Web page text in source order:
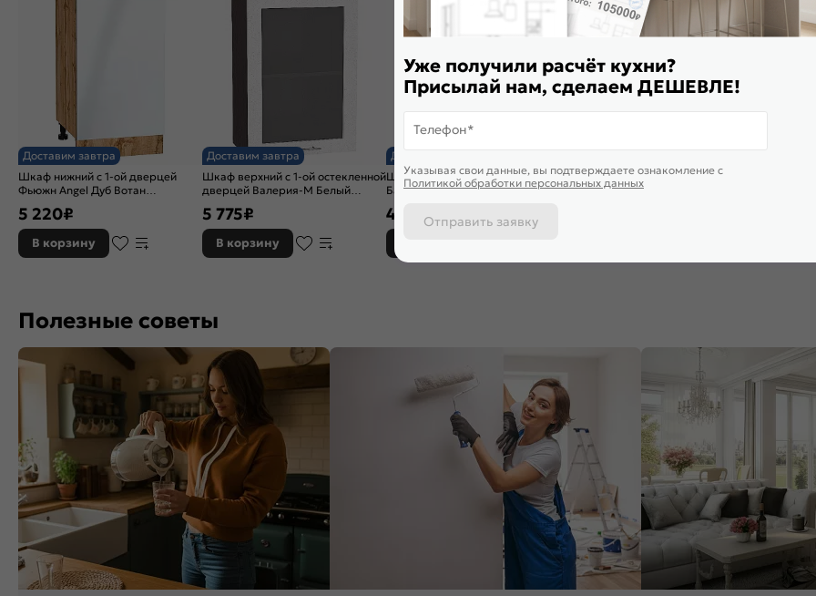
Доставим завтра
Шкаф нижний с 1-ой дверцей
Фьюжн Angel Дуб Вотан
5 220₽
В корзину
Доставим завтра
Шкаф верхний с 1-ой остекленной
дверцей Валерия-М Белый
5 775₽
В корзину
Доставим завтра
Шкаф верхний с 1-ой дверцей
Барселона Белый Дуб Вотан
4 440₽
Шкаф нижний с 1-ой дверцей
Флэт White In 2S/Graphite
Доставим
Шкаф
Сканди
В
Полезные советы
Уже получили расчёт кухни?
Присылай нам, сделаем ДЕШЕВЛЕ!
Телефон*
Указывая свои данные, вы подтверждаете ознакомление c
Политикой обработки персональных данных
Отправить заявку